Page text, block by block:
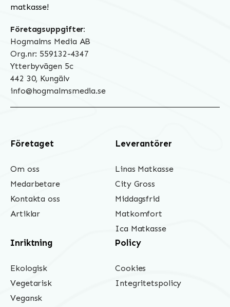
matkasse!
Företagsuppgifter:
Hogmalms Media AB
Org.nr: 559132-4347
Ytterbyvägen 5c
442 30, Kungälv
info@hogmalmsmedia.se
Företaget
Om oss
Medarbetare
Kontakta oss
Artiklar
Leverantörer
Linas Matkasse
City Gross
Middagsfrid
Matkomfort
Ica Matkasse
Inriktning
Ekologisk
Vegetarisk
Vegansk
Policy
Cookies
Integritetspolicy